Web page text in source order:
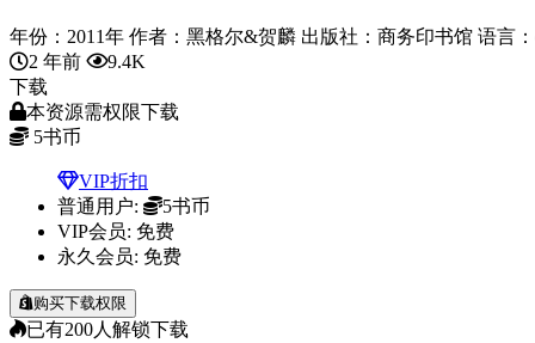
年份：2011年 作者：黑格尔&贺麟 出版社：商务印书馆 语言：
2 年前
9.4K
下载
本资源需权限下载
5书币
VIP折扣
普通用户:
5书币
VIP会员: 免费
永久会员: 免费
购买下载权限
已有200人解锁下载